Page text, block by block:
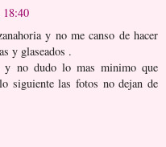
18:40
y no me canso de hacer
y glaseados .
y no dudo lo mas minimo que
siguiente las fotos no dejan de